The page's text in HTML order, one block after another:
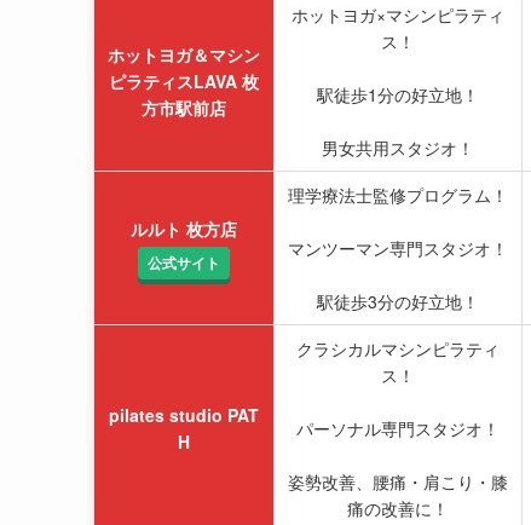
ホットヨガ＆マシン
ピラティスLAVA 枚
方市駅前店
ホットヨガ×マシンピラティ
ス！
駅徒歩1分の好立地！
男女共用スタジオ！
ルルト 枚方店
公式サイト
理学療法士監修プログラム！
マンツーマン専門スタジオ！
駅徒歩3分の好立地！
pilates studio PAT
H
クラシカルマシンピラティ
ス！
パーソナル専門スタジオ！
姿勢改善、腰痛・肩こり・膝
痛の改善に！